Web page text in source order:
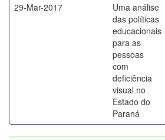
29-Mar-2017
Uma análise
das políticas
educacionais
para as
pessoas
com
deficiência
visual no
Estado do
Paraná